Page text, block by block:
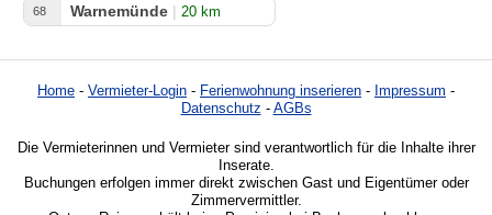
68 Warnemünde | 20 km
Home - Vermieter-Login - Ferienwohnung inserieren - Impressum -
Datenschutz - AGBs
Die Vermieterinnen und Vermieter sind verantwortlich für die Inhalte ihrer
Inserate.
Buchungen erfolgen immer direkt zwischen Gast und Eigentümer oder
Zimmervermittler.